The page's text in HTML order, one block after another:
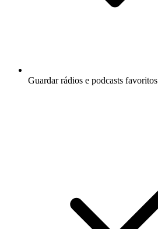
Guardar rádios e podcasts favoritos